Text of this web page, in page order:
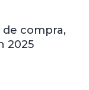
de compra,
2025